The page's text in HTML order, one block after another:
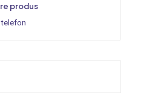
produs
telefon